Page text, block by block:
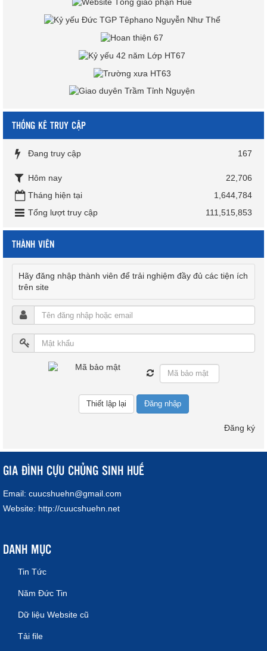
THỐNG KÊ TRUY CẬP
Đang truy cập 167
Hôm nay
22,706
Tháng hiện tại
1,644,784
Tổng lượt truy cập
111,515,853
THÀNH VIÊN
Hãy đăng nhập thành viên để trải nghiệm đầy đủ các tiện ích
trên site
Đăng nhập
Đăng ký
GIA ĐÌNH CỰU CHỦNG SINH HUẾ
Email: cuucshuehn@gmail.com
Website: http://cuucshuehn.net
DANH MỤC
Tin Tức
Năm Đức Tin
Dữ liệu Website cũ
Tải file